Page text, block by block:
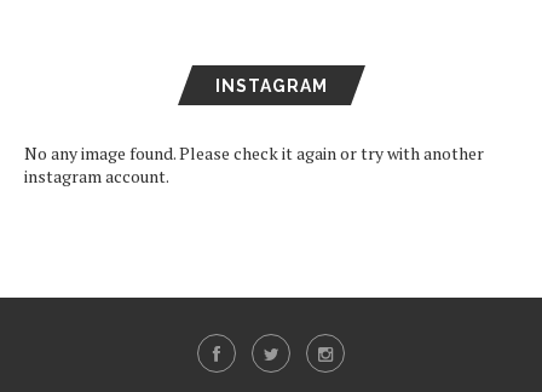
INSTAGRAM
No any image found. Please check it again or try with another
instagram account.